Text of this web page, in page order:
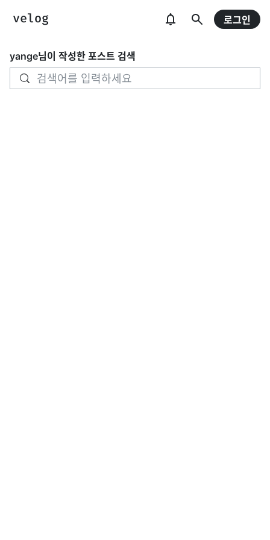
로그인
yange님이 작성한 포스트 검색